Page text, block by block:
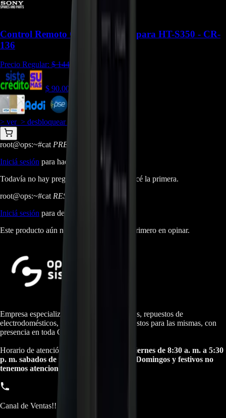
Control Remoto Original SONY para HT-S350 - CR-
136
Precio Regular: $144.000
$ 90.000
> ver_ > desbloquear oferta_
root@ops:~#catPREGUNTAS
Iniciá sesión para hacer una pregunta.
Todavía no hay preguntas respondidas. Hacé la primera.
root@ops:~#catRESEÑAS
Iniciá sesión para dejar una reseña.
Este producto aún no tiene reseñas. Sé el primero en opinar.
Empresa especializada en electrodomésticos, repuestos de
electrodomésticos, motos electricas y repuestos para las mismas, con
presencia en toda Colombia.
Horario de atención Call Center:
lunes a viernes de 8:30 a. m. a 5:30
p. m. sabados de 9:00 a. m. a 1:00 p. m. Domingos y festivos no
tenemos atencion online.
Canal de Ventas!!